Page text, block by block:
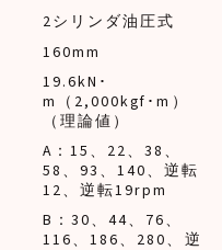
2シリンダ油圧式
160mm
19.6kN･
m（2,000kgf･m）
（理論値）
A：15、22、38、
58、93、140、逆転
12、逆転19rpm
B：30、44、76、
116、186、280、逆